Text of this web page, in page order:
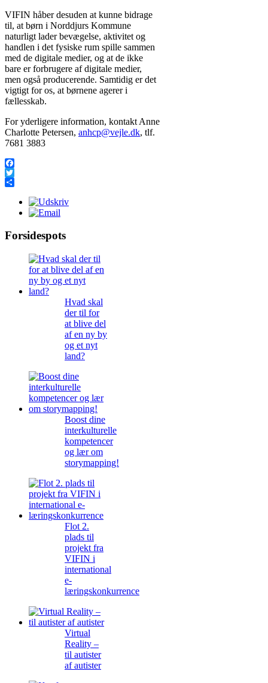
VIFIN håber desuden at kunne bidrage
til, at børn i Norddjurs Kommune
naturligt lader bevægelse, aktivitet og
handlen i det fysiske rum spille sammen
med de digitale medier, og at de ikke
bare er forbrugere af digitale medier,
men også producerende. Samtidig er det
vigtigt for os, at børnene agerer i
fællesskab.
For yderligere information, kontakt Anne
Charlotte Petersen, anhcp@vejle.dk, tlf.
7681 3883
Facebook
Twitter
Forsidespots
Hvad skal
der til for
at blive del
af en ny by
og et nyt
land?
Boost dine
interkulturelle
kompetencer
og lær om
storymapping!
Flot 2.
plads til
projekt fra
VIFIN i
international
e-
læringskonkurrence
Virtual
Reality –
til autister
af autister